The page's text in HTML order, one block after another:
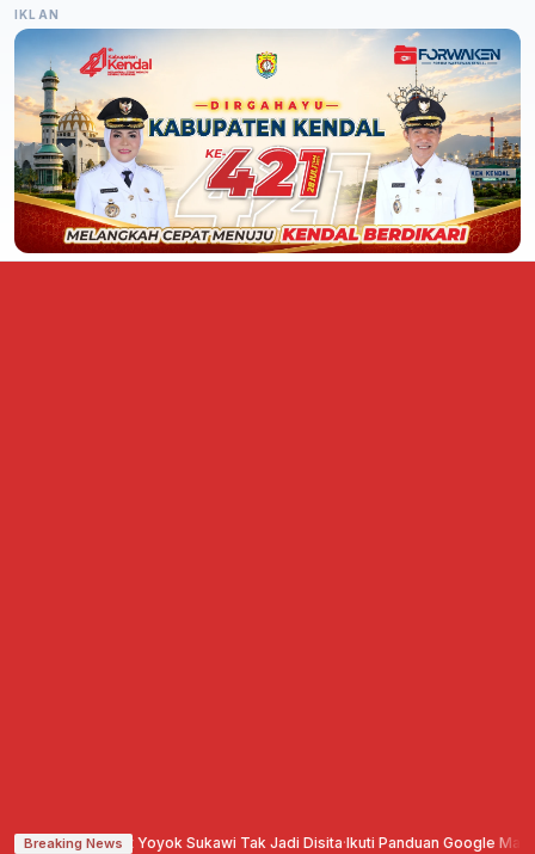
IKLAN
Breaking News
Aset Yoyok Sukawi Tak Jadi Disita·Ikuti Panduan Google Map, Sopir